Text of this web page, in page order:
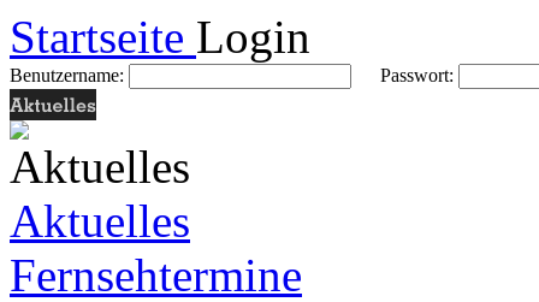
Startseite Login
Benutzername: Passwort:
Aktuelles
Fernsehtermine